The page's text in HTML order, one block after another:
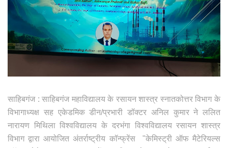
साहिबगंज : साहिबगंज महाविद्यालय के रसायन शास्त्र स्नातकोत्तर विभाग के
विभागाध्यक्ष सह एकेडमिक डीन/प्रभारी डॉक्टर अनिल कुमार ने ललित
नारायण मिथिला विश्वविद्यालय के दरभंगा विश्वविद्यालय रसायन शास्त्र
विभाग द्वारा आयोजित अंतर्राष्ट्रीय कॉन्फ्रेंस "केमिस्ट्री ऑफ मैटेरियल्स